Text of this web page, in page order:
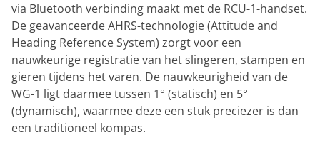
via Bluetooth verbinding maakt met de RCU-1-handset.
De geavanceerde AHRS-technologie (Attitude and
Heading Reference System) zorgt voor een
nauwkeurige registratie van het slingeren, stampen en
gieren tijdens het varen. De nauwkeurigheid van de
WG-1 ligt daarmee tussen 1° (statisch) en 5°
(dynamisch), waarmee deze een stuk preciezer is dan
een traditioneel kompas.